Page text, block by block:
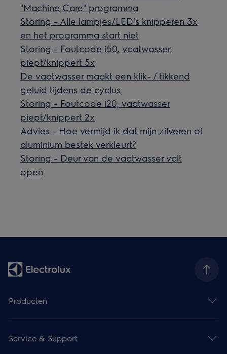
"Machine Care" programma
Storing - Alle lampjes/LED's knipperen 3x
en het programma start niet
Storing - Foutcode i50, vaatwasser
piept/knippert 5x
De vaatwasser maakt een klik- / tikkend
geluid tijdens de cyclus
Storing - Foutcode i20, vaatwasser
piept/knippert 2x
Advies - Hoe vermijd ik dat mijn zilveren of
aluminium bestek verkleurt?
Storing - Deur van de vaatwasser valt
open
Producten
Service & Support